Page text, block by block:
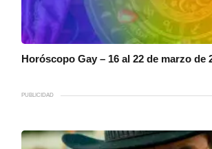
Horóscopo Gay – 16 al 22 de marzo de
PUBLICIDAD